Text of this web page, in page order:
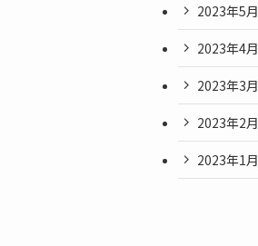
2023年5月
2023年4月
2023年3月
2023年2月
2023年1月